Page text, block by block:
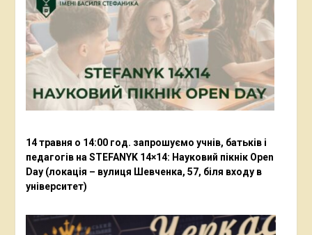
14 травня о 14:00 год. запрошуємо учнів, батьків і
педагогів на STEFANYK 14×14: Науковий пікнік Open
Day (локація – вулиця Шевченка, 57, біля входу в
університет)